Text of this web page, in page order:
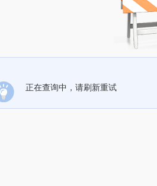
正在查询中，请刷新重试